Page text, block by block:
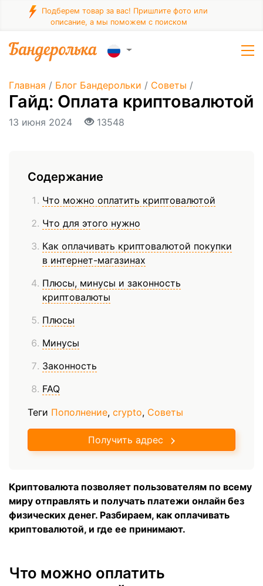
Подберем товар за вас! Пришлите фото или
описание, а мы поможем с поиском
Главная / Блог Бандерольки / Советы /
Гайд: Оплата криптовалютой
13 июня 2024 13548
Содержание
Что можно оплатить криптовалютой
Что для этого нужно
Как оплачивать криптовалютой покупки
в интернет-магазинах
Плюсы, минусы и законность
криптовалюты
Плюсы
Минусы
Законность
FAQ
Теги Пополнение, crypto, Советы
Получить адрес
Криптовалюта позволяет пользователям по всему
миру отправлять и получать платежи онлайн без
физических денег. Разбираем, как оплачивать
криптовалютой, и где ее принимают.
Что можно оплатить